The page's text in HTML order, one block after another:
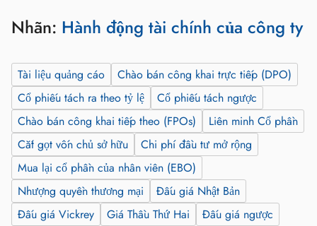
Nhãn: Hành động tài chính của công ty
Tài liệu quảng cáo
Chào bán công khai trực tiếp (DPO)
Cổ phiếu tách ra theo tỷ lệ
Cổ phiếu tách ngược
Chào bán công khai tiếp theo (FPOs)
Liên minh Cổ phần
Cắt gọt vốn chủ sở hữu
Chi phí đầu tư mở rộng
Mua lại cổ phần của nhân viên (EBO)
Nhượng quyền thương mại
Đấu giá Nhật Bản
Đấu giá Vickrey
Giá Thầu Thứ Hai
Đấu giá ngược